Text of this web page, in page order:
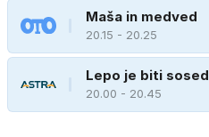
Maša in medved
20.15 - 20.25
Lepo je biti sosed
20.00 - 20.45